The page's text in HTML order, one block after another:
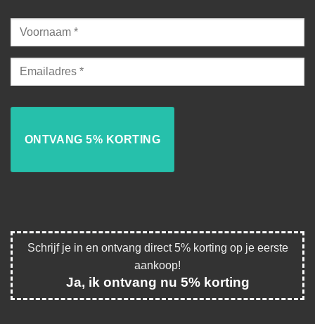
Schrijf je in en ontvang direct 5% korting op je eerste
aankoop!
Ja, ik ontvang nu 5% korting